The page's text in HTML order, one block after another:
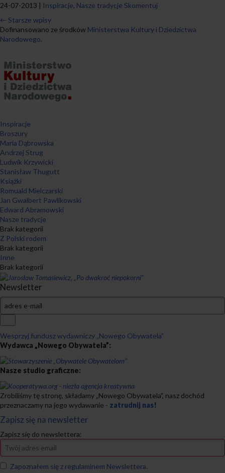
24-07-2013 | Inspiracje, Nasze tradycje Skomentuj
← Starsze wpisy
Dofinansowano ze środków Ministerstwa Kultury i Dziedzictwa
Narodowego.
Inspiracje
Broszury
Maria Dąbrowska
Andrzej Strug
Ludwik Krzywicki
Stanisław Thugutt
Książki
Romuald Mielczarski
Jan Gwalbert Pawlikowski
Edward Abramowski
Nasze tradycje
Brak kategorii
Z Polski rodem
Brak kategorii
Inne
Brak kategorii
Newsletter
Wesprzyj fundusz wydawniczy „Nowego Obywatela”
Wydawca „Nowego Obywatela”:
Nasze studio graficzne:
Zrobiliśmy tę stronę, składamy „Nowego Obywatela”, nasz dochód
przeznaczamy na jego wydawanie - zatrudnij nas!
Zapisz się na newsletter
Zapisz się do newslettera:
Zapoznałem się z regulaminem Newslettera.